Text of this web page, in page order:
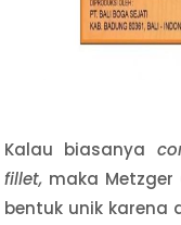
Kalau biasanya
fillet, maka Metzger
bentuk unik karena